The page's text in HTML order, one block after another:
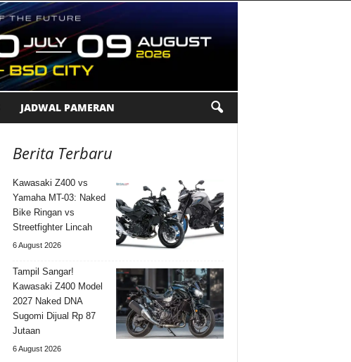
JADWAL PAMERAN
Berita Terbaru
Kawasaki Z400 vs
Yamaha MT-03: Naked
Bike Ringan vs
Streetfighter Lincah
6 August 2026
Tampil Sangar!
Kawasaki Z400 Model
2027 Naked DNA
Sugomi Dijual Rp 87
Jutaan
6 August 2026